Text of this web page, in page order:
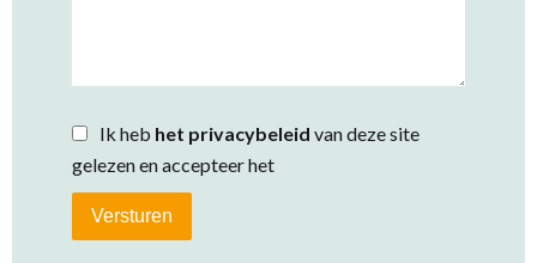
Ik heb het privacybeleid van deze site
gelezen en accepteer het
Versturen